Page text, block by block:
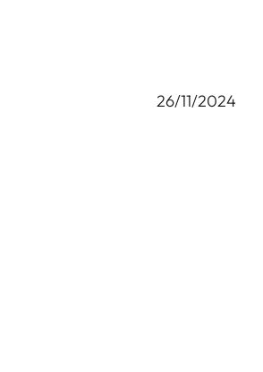
26/11/2024